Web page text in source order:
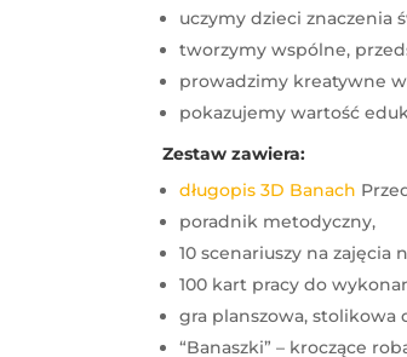
uczymy dzieci znaczenia
tworzymy wspólne,
prowadzimy kreatywne
pokazujemy wartość
Zestaw zawiera:
długopis 3D Banach
poradnik metodyczny,
10 scenariuszy na
100 kart pracy do
gra planszowa, stolikowa
“Banaszki” – kroczące